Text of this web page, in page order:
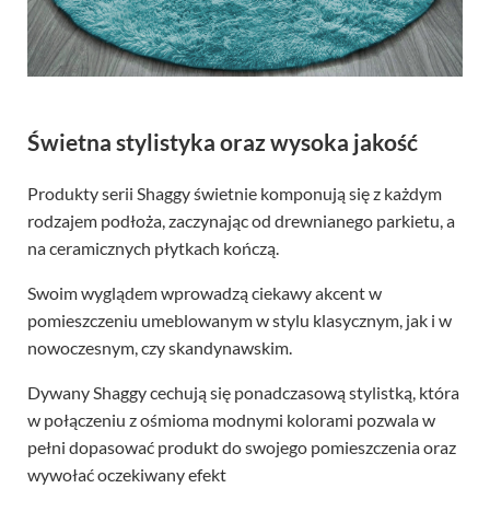
Świetna stylistyka oraz wysoka jakość
Produkty serii Shaggy świetnie komponują się z każdym
rodzajem podłoża, zaczynając od drewnianego parkietu, a
na ceramicznych płytkach kończą.
Swoim wyglądem wprowadzą ciekawy akcent w
pomieszczeniu umeblowanym w stylu klasycznym, jak i w
nowoczesnym, czy skandynawskim.
Dywany Shaggy cechują się ponadczasową stylistką, która
w połączeniu z ośmioma modnymi kolorami pozwala w
pełni dopasować produkt do swojego pomieszczenia oraz
wywołać oczekiwany efekt